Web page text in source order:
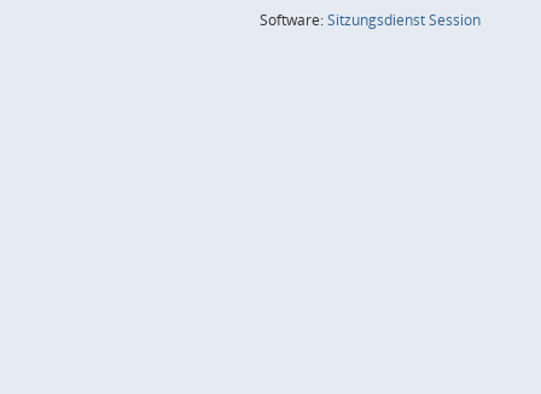
Software:SitzungsdienstSession(Wird in